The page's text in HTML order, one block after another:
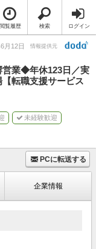
閲覧履歴 検索 ログイン
月12日 情報提供元
営業◆年休123日／実
転職支援サービス
未経験歓迎
PCに転送する
企業情報